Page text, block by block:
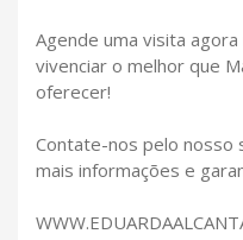
Agende uma visita
vivenciar o melhor que
oferecer!
Contate-nos pelo
mais informações e